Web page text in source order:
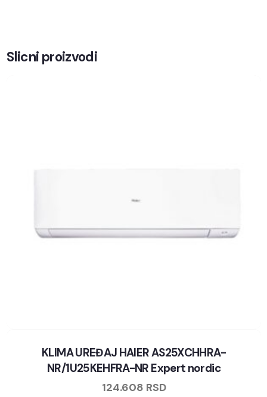
Slicni proizvodi
KLIMA UREĐAJ HAIER AS25XCHHRA-
NR/1U25KEHFRA-NR Expert nordic
124.608 RSD